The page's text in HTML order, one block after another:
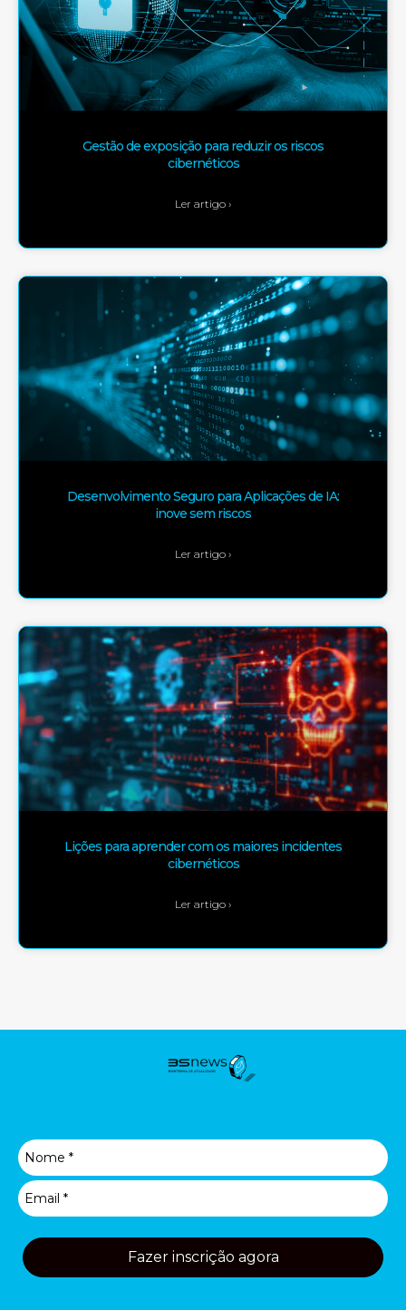
Gestão de exposição para reduzir os riscos
cibernéticos
Ler artigo ›
Desenvolvimento Seguro para Aplicações de IA:
inove sem riscos
Ler artigo ›
Lições para aprender com os maiores incidentes
cibernéticos
Ler artigo ›
Fazer inscrição agora